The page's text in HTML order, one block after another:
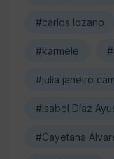
#carlos lozano
#karmele
#julia janeiro
#Isabel Díaz
#Cayetana